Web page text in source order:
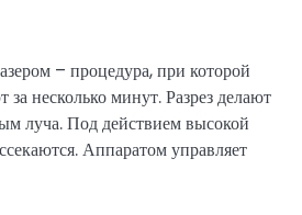
– процедура, при которой
за несколько минут. Разрез делают
луча. Под действием высокой
Аппаратом управляет